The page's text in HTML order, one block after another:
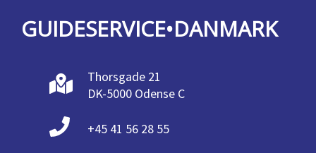
GUIDESERVICE•DANMARK
Thorsgade 21
DK-5000 Odense C
+45 41 56 28 55